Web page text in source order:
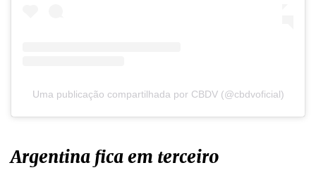
Uma publicação compartilhada por CBDV (@cbdvoficial)
Argentina fica em terceiro